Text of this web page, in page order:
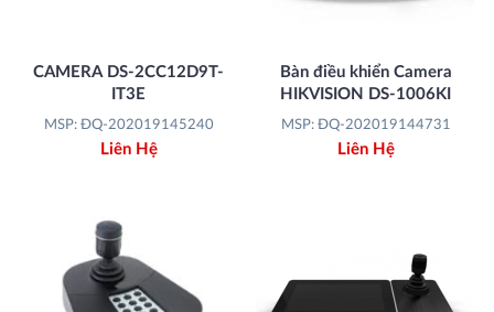
CAMERA DS-2CC12D9T-
IT3E
MSP: ĐQ-202019145240
Liên Hệ
Bàn điều khiển Camera
HIKVISION DS-1006KI
MSP: ĐQ-202019144731
Liên Hệ